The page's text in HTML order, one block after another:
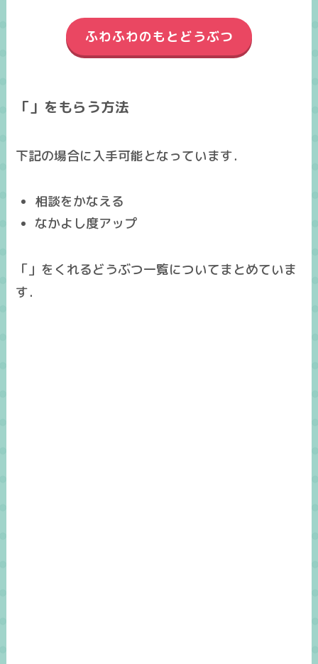
ふわふわのもとどうぶつ
「」をもらう方法
下記の場合に入手可能となっています．
相談をかなえる
なかよし度アップ
「」をくれるどうぶつ一覧についてまとめていま
す．